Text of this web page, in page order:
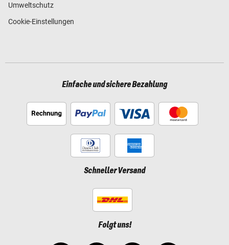
Umweltschutz
Cookie-Einstellungen
Einfache und sichere Bezahlung
Schneller Versand
Folgt uns!